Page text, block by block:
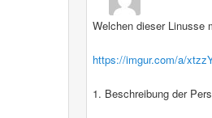
Welchen dieser Linusse
https://imgur.com/a/
1. Beschreibung der